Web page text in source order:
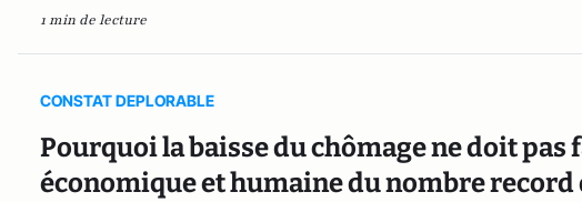
1 min de lecture
CONSTAT DEPLORABLE
Pourquoi la baisse du chômage ne doit
économique et humaine du nombre record